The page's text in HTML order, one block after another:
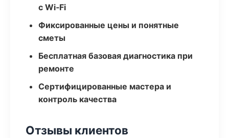
с Wi‑Fi
Фиксированные цены и понятные
сметы
Бесплатная базовая диагностика при
ремонте
Сертифицированные мастера и
контроль качества
Отзывы клиентов